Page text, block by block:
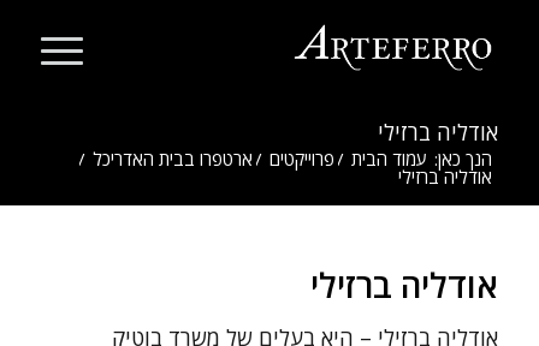
אודליה ברזילי
הנך כאן: עמוד הבית / פרוייקטים / ארטפרו בבית האדריכל /
אודליה ברזילי
אודליה ברזילי
אודליה ברזילי – היא בעלים של משרד בוטיק